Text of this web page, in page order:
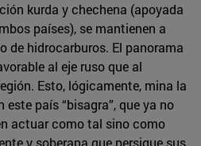
kurda y chechena (apoyada
países), se mantienen a
de hidrocarburos. El panorama
al eje ruso que al
Esto, lógicamente, mina la
este país “bisagra”, que ya no
actuar como tal sino como
y soberana que persigue sus